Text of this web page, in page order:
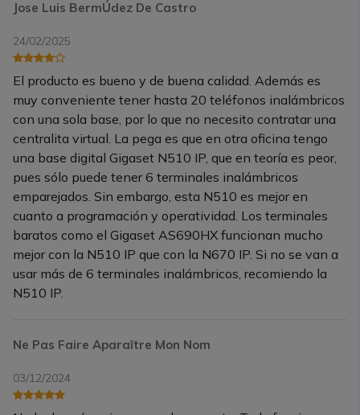
Jose Luis BermÚdez De Castro
24/02/2025
El producto es bueno y de buena calidad. Además es
muy conveniente tener hasta 20 teléfonos inalámbricos
con una sola base, por lo que no necesito contratar una
centralita virtual. La pega es que en otra oficina tengo
una base digital Gigaset N510 IP, que en teoría es peor,
pues sólo puede tener 6 terminales inalámbricos
emparejados. Sin embargo, esta N510 es mejor en
cuanto a programación y operatividad. Los terminales
baratos como el Gigaset AS690HX funcionan mucho
mejor con la N510 IP que con la N670 IP. Si no se van a
usar más de 6 terminales inalámbricos, recomiendo la
N510 IP.
Ne Pas Faire Aparaître Mon Nom
03/12/2024